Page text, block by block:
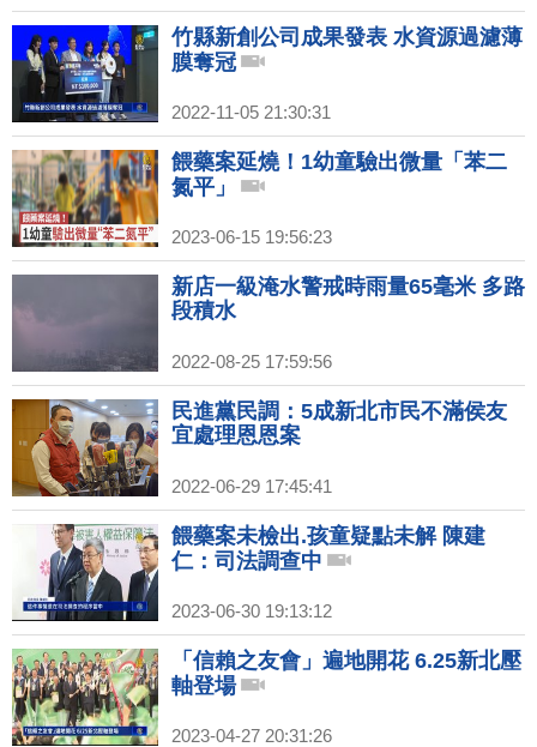
竹縣新創公司成果發表 水資源過濾薄
膜奪冠
2022-11-05 21:30:31
餵藥案延燒！1幼童驗出微量「苯二
氮平」
2023-06-15 19:56:23
新店一級淹水警戒時雨量65毫米 多路
段積水
2022-08-25 17:59:56
民進黨民調：5成新北市民不滿侯友
宜處理恩恩案
2022-06-29 17:45:41
餵藥案未檢出.孩童疑點未解 陳建
仁：司法調查中
2023-06-30 19:13:12
「信賴之友會」遍地開花 6.25新北壓
軸登場
2023-04-27 20:31:26